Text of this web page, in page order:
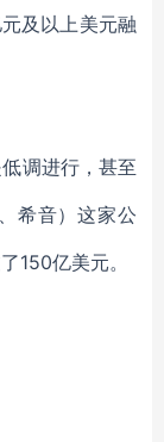
及以上美元融
调进行，甚至
希音）这家公
150亿美元。